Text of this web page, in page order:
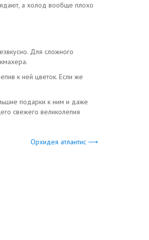
а холод вообще плохо
Для сложного
к ней цветок. Если же
подарки к ним и даже
свежего великолепия
Орхидея атлантис ⟶